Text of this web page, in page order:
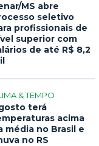
MS abre
seletivo
profissionais de
superior com
de até R$ 8,2
& TEMPO
terá
acima
média no Brasil e
no RS